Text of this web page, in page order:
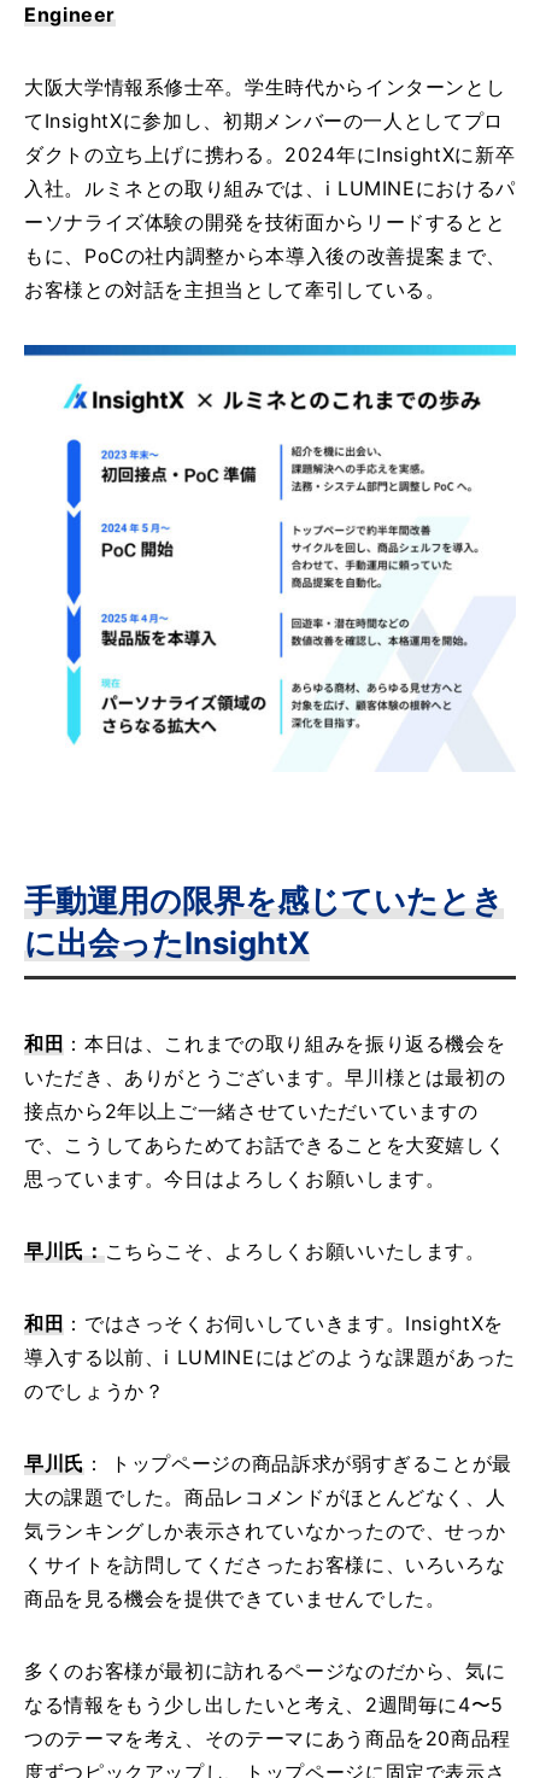
Engineer
大阪大学情報系修士卒。学生時代からインターンとし
てInsightXに参加し、初期メンバーの一人としてプロ
ダクトの立ち上げに携わる。2024年にInsightXに新卒
入社。ルミネとの取り組みでは、i LUMINEにおけるパ
ーソナライズ体験の開発を技術面からリードするとと
もに、PoCの社内調整から本導入後の改善提案まで、
お客様との対話を主担当として牽引している。
手動運用の限界を感じていたとき
に出会ったInsightX
和田 ：本日は、これまでの取り組みを振り返る機会を
いただき、ありがとうございます。早川様とは最初の
接点から2年以上ご一緒させていただいていますの
で、こうしてあらためてお話できることを大変嬉しく
思っています。今日はよろしくお願いします。
早川氏：こちらこそ、よろしくお願いいたします。
和田 ：ではさっそくお伺いしていきます。InsightXを
導入する以前、i LUMINEにはどのような課題があった
のでしょうか？
早川氏： トップページの商品訴求が弱すぎることが最
大の課題でした。商品レコメンドがほとんどなく、人
気ランキングしか表示されていなかったので、せっか
くサイトを訪問してくださったお客様に、いろいろな
商品を見る機会を提供できていませんでした。
多くのお客様が最初に訪れるページなのだから、気に
なる情報をもう少し出したいと考え、2週間毎に4〜5
つのテーマを考え、そのテーマにあう商品を20商品程
度ずつピックアップし、トップページに固定で表示さ